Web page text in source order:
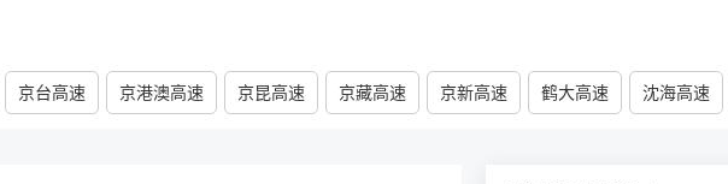
京台高速 京港澳高速 京昆高速 京藏高速 京新高速 鹤大高速 沈海高速